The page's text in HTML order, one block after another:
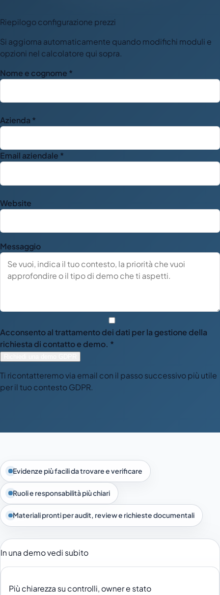
Riepilogo configurazione prezzi
Si aggiorna automaticamente quando modifichi moduli e
opzioni nel calcolatore qui sopra.
Nome e cognome *
Azienda *
Email aziendale *
Website
Messaggio
Acconsento al trattamento dei dati per la gestione della
richiesta di contatto e demo. *
Ti ricontatteremo via email con il passo successivo più utile
per il tuo contesto GDPR.
Evidenze più facili da trovare e verificare
Ruoli e responsabilità più chiari
Materiali pronti per audit, review e richieste documentali
In una demo vedi subito
Più chiarezza su controlli, owner e stato